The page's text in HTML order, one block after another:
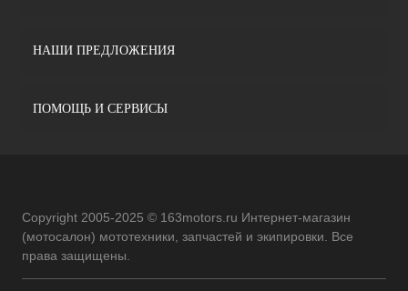
НАШИ ПРЕДЛОЖЕНИЯ
ПОМОЩЬ И СЕРВИСЫ
Copyright 2005-2025 © 163motors.ru Интернет-магазин
(мотосалон) мототехники, запчастей и экипировки. Все
права защищены.